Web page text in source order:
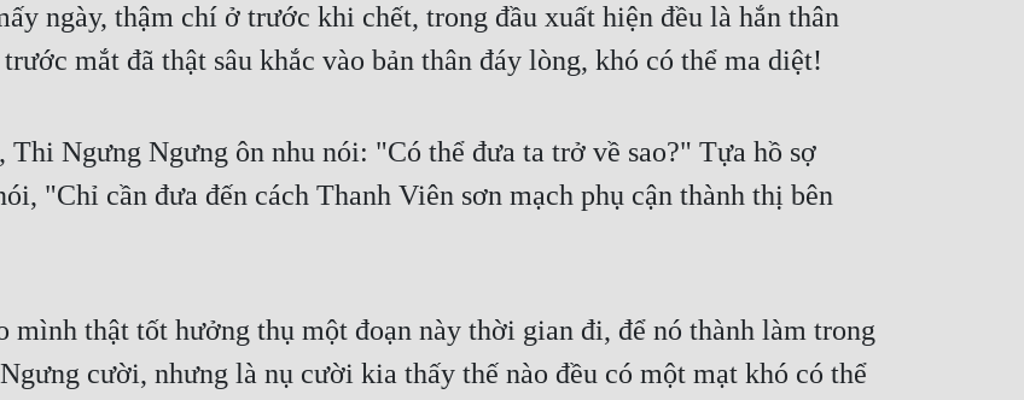
ngày, thậm chí ở trước khi chết, trong đầu xuất hiện đều là hắn thân
mắt đã thật sâu khắc vào bản thân đáy lòng, khó có thể ma diệt!
Ngưng Ngưng ôn nhu nói: "Có thể đưa ta trở về sao?" Tựa hồ sợ
"Chỉ cần đưa đến cách Thanh Viên sơn mạch phụ cận thành thị bên
mình thật tốt hưởng thụ một đoạn này thời gian đi, để nó thành làm trong
cười, nhưng là nụ cười kia thấy thế nào đều có một mạt khó có thể